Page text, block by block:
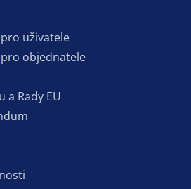
uživatele
objednatele
a Rady EU